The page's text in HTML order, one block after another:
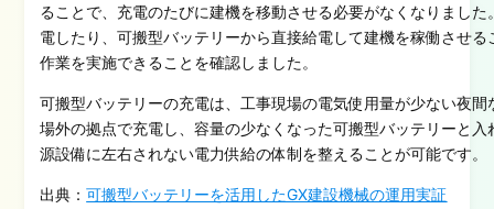
ることで、充電のたびに建機を移動させる必要がなくなりまし
電したり、可搬型バッテリーから直接給電して建機を稼働させ
作業を実施できることを確認しました。
可搬型バッテリーの充電は、工事現場の電気使用量が少ない夜
場外の拠点で充電し、容量の少なくなった可搬型バッテリーと
源設備に左右されない電力供給の体制を整えることが可能です。
出典：可搬型バッテリーを活用したGX建設機械の運用実証